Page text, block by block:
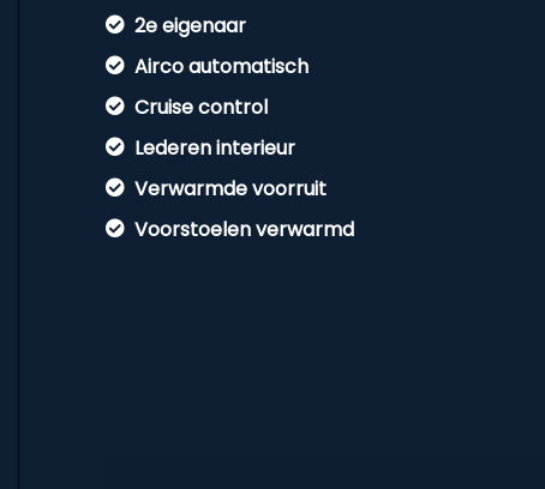
2e eigenaar
Airco automatisch
Cruise control
Lederen interieur
Verwarmde voorruit
Voorstoelen verwarmd